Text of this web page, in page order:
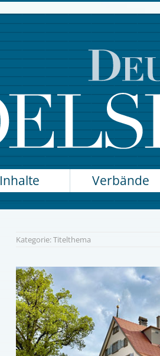
Inhalte Verbände
Kategorie:Titelthema